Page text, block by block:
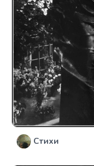
Стихи